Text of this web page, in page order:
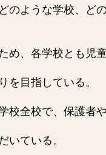
のような学校、ど
め、各学校とも児
を目指している。
校全校で、保護者
いている。